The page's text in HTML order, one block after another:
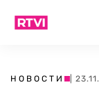
НОВОСТИ |